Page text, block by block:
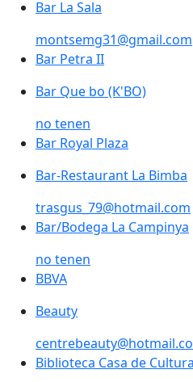
Bar La Sala
montsemg31@gmail.com
Bar Petra II
Bar Que bo (K'BO)
no tenen
Bar Royal Plaza
Bar-Restaurant La Bimba
trasgus_79@hotmail.com
Bar/Bodega La Campinya
no tenen
BBVA
Beauty
Biblioteca Casa de
Biblioteca Casa de